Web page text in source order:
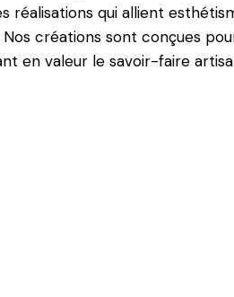
réalisations qui allient
créations sont conçues
en valeur le savoir-faire